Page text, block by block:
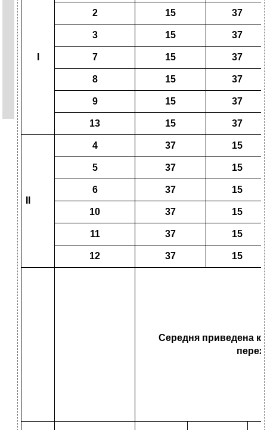
2 15 37
3 15 37
7 15 37
8 15 37
9 15 37
13 15 37
4 37 15
5 37 15
6 37 15
10 37 15
11 37 15
12 37 15
Середня приведена